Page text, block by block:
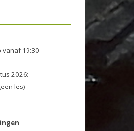
vanaf 19:30
2026:
les)